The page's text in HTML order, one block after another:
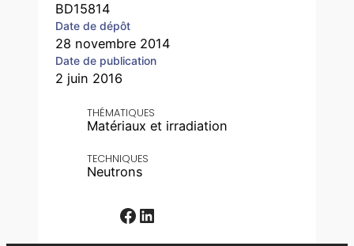
BD15814
Date de dépôt
28 novembre 2014
Date de publication
2 juin 2016
THÉMATIQUES
Matériaux et irradiation
TECHNIQUES
Neutrons
Facebook LinkedIn